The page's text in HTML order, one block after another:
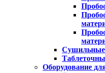
Сушильные
Оборудование